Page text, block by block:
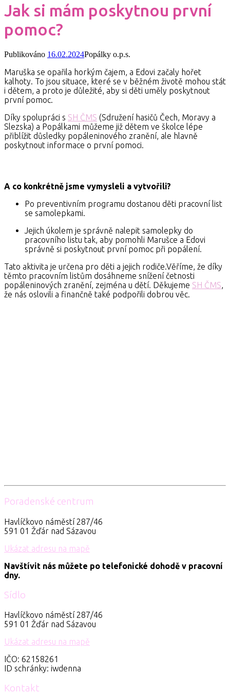
Jak si mám poskytnou první
pomoc?
Publikováno 16.02.2024Popálky o.p.s.
Maruška se opařila horkým čajem, a Edovi začaly hořet
kalhoty. To jsou situace, které se v běžném životě mohou stát
i dětem, a proto je důležité, aby si děti uměly poskytnout
první pomoc.
Díky spolupráci s SH ČMS (Sdružení hasičů Čech, Moravy a
Slezska) a Popálkami můžeme již dětem ve školce lépe
přiblížit důsledky popáleninového zranění, ale hlavně
poskytnout informace o první pomoci.
A co konkrétně jsme vymysleli a vytvořili?
Po preventivním programu dostanou děti pracovní list
se samolepkami.
Jejich úkolem je správně nalepit samolepky do
pracovního listu tak, aby pomohli Marušce a Edovi
správně si poskytnout první pomoc při popálení.
Tato aktivita je určena pro děti a jejich rodiče.Věříme, že díky
těmto pracovním listům dosáhneme snížení četnosti
popáleninových zranění, zejména u dětí. Děkujeme SH ČMS,
že nás oslovili a finančně také podpořili dobrou věc.
Poradenské centrum
Havlíčkovo náměstí 287/46
591 01 Žďár nad Sázavou
Ukázat adresu na mapě
Navštívit nás můžete po telefonické dohodě v pracovní
dny.
Sídlo
Havlíčkovo náměstí 287/46
591 01 Žďár nad Sázavou
Ukázat adresu na mapě
IČO: 62158261
ID schránky: iwdenna
Kontakt